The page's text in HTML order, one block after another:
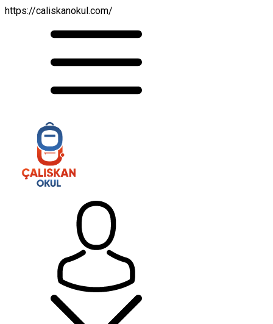
https://caliskanokul.com/